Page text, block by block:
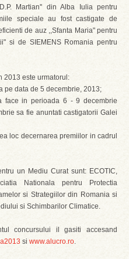
Martian'' din Alba Iulia pentru
speciale au fost castigate de
de auz ,,Sfanta Maria" pentru
si de SIEMENS Romania pentru
2013 este urmatorul:
pe data de 5 decembrie, 2013;
face in perioada 6 - 9 decembrie
sa fie anuntati castigatorii Galei
loc decernarea premiilor in cadrul
un Mediu Curat sunt: ECOTIC,
Nationala pentru Protectia
si Strategiilor din Romania si
si Schimbarilor Climatice.
concursului il gasiti accesand
si www.alucro.ro.